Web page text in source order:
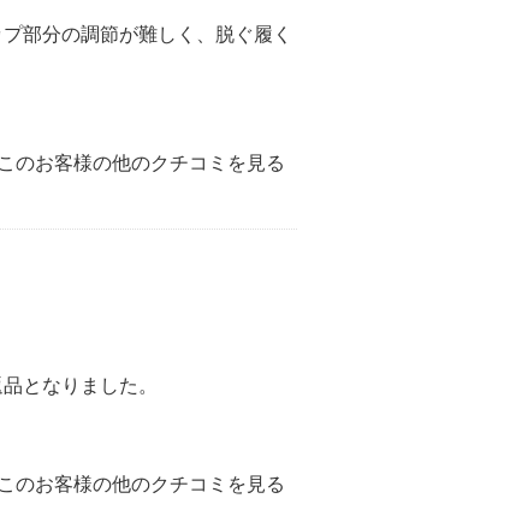
部分の調節が難しく、脱ぐ履く
このお客様の他のクチコミを見る
となりました。
このお客様の他のクチコミを見る